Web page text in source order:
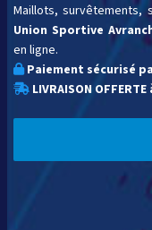
Maillots,
Union Sportive
en ligne.
Paiement sécurisé
LIVRAISON